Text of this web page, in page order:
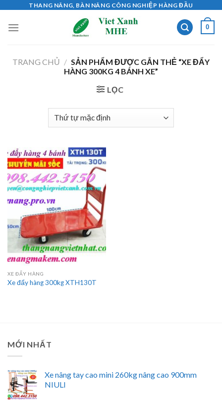
content
THANG NÂNG, BÀN NÂNG CÔNG NGHIỆP HÀNG ĐẦU
0
TRANG CHỦ / SẢN PHẨM ĐƯỢC GẮN THẺ “XE ĐẨY
HÀNG 300KG 4 BÁNH XE”
LỌC
XE ĐẨY HÀNG
Xe đẩy hàng 300kg XTH130T
MỚI NHẤT
Xe nâng tay cao mini 260kg nâng cao 900mm
NIULI